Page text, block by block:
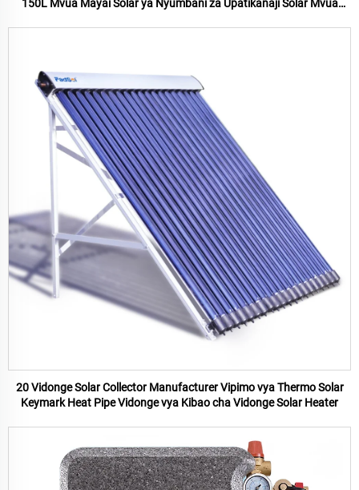
150L Mvua Mayai Solar ya Nyumbani za Upatikanaji Solar Mvua
20 Vidonge Solar Collector Manufacturer Vipimo vya Thermo Solar
Keymark Heat Pipe Vidonge vya Kibao cha Vidonge Solar Heater